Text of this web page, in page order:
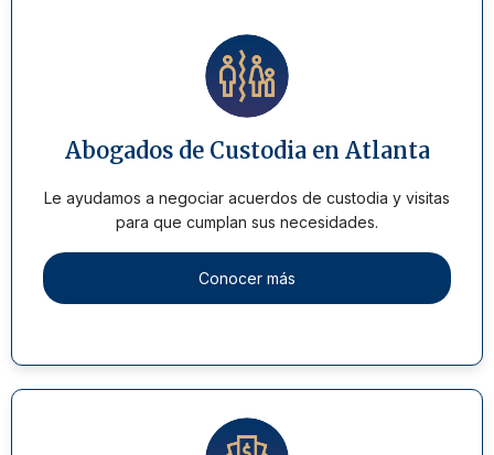
Abogados de Custodia en Atlanta
Le ayudamos a negociar acuerdos de custodia y visitas
para que cumplan sus necesidades.
Conocer más